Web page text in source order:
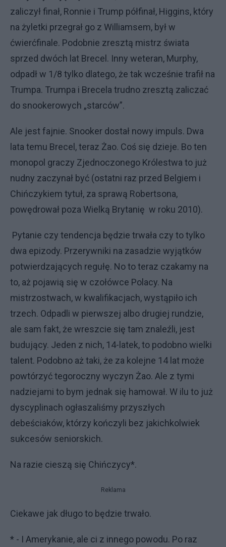
zaliczył finał, Ronnie i Trump półfinał, Higgins, który
na żyletki przegrał go z Williamsem, był w
ćwierćfinale. Podobnie zresztą mistrz świata
sprzed dwóch lat Brecel. Inny weteran, Murphy,
odpadł w 1/8 tylko dlatego, że tak wcześnie trafił na
Trumpa. Trumpa i Brecela trudno zresztą zaliczać
do snookerowych „starców”.
Ale jest fajnie. Snooker dostał nowy impuls. Dwa
lata temu Brecel, teraz Żao. Coś się dzieje. Bo ten
monopol graczy Zjednoczonego Królestwa to już
nudny zaczynał być (ostatni raz przed Belgiem i
Chińczykiem tytuł, za sprawą Robertsona,
powędrował poza Wielką Brytanię w roku 2010).
Pytanie czy tendencja będzie trwała czy to tylko
dwa epizody. Przerywniki na zasadzie wyjątków
potwierdzających regułę. No to teraz czakamy na
to, aż pojawią się w czołówce Polacy. Na
mistrzostwach, w kwalifikacjach, wystąpiło ich
trzech. Odpadli w pierwszej albo drugiej rundzie,
ale sam fakt, że wreszcie się tam znaleźli, jest
budujący. Jeden z nich, 14-latek, to podobno wielki
talent. Podobno aż taki, że za kolejne 14 lat może
powtórzyć tegoroczny wyczyn Żao. Ale z tymi
nadziejami to bym jednak się hamował. W ilu to już
dyscyplinach ogłaszaliśmy przyszłych
debeściaków, którzy kończyli bez jakichkolwiek
sukcesów seniorskich.
Na razie cieszą się Chińczycy*.
Reklama
Ciekawe jak długo to będzie trwało.
* - I Amerykanie, ale ci z innego powodu. Po raz